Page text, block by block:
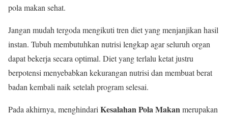
pola makan sehat.
Jangan mudah tergoda mengikuti tren diet yang menjanjikan hasil
instan. Tubuh membutuhkan nutrisi lengkap agar seluruh organ
dapat bekerja secara optimal. Diet yang terlalu ketat justru
berpotensi menyebabkan kekurangan nutrisi dan membuat berat
badan kembali naik setelah program selesai.
Pada akhirnya, menghindari Kesalahan Pola Makanmerupakan